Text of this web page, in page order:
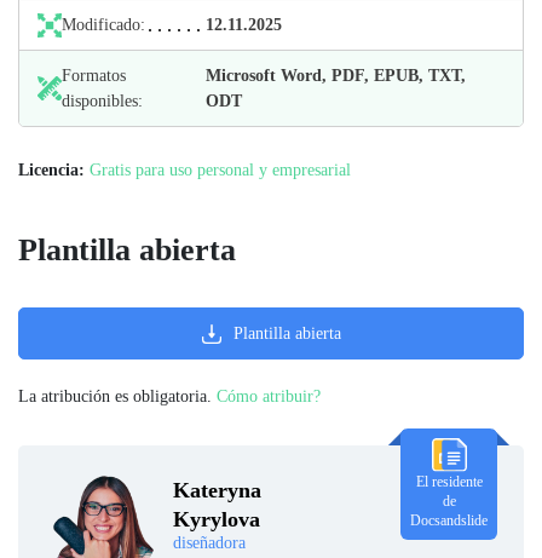
Modificado: 12.11.2025
Formatos
disponibles:
Microsoft Word, PDF, EPUB, TXT,
ODT
Licencia: Gratis para uso personal y empresarial
Kateryna
Kyrylova
diseñadora
El residente
de
Docsandslide
Plantilla abierta
Plantilla abierta
La atribución es obligatoria. Cómo atribuir?